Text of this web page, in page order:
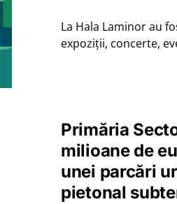
La Hala Laminor au
expoziții, concerte,
Primăria
milioane de
unei parcări
pietonal